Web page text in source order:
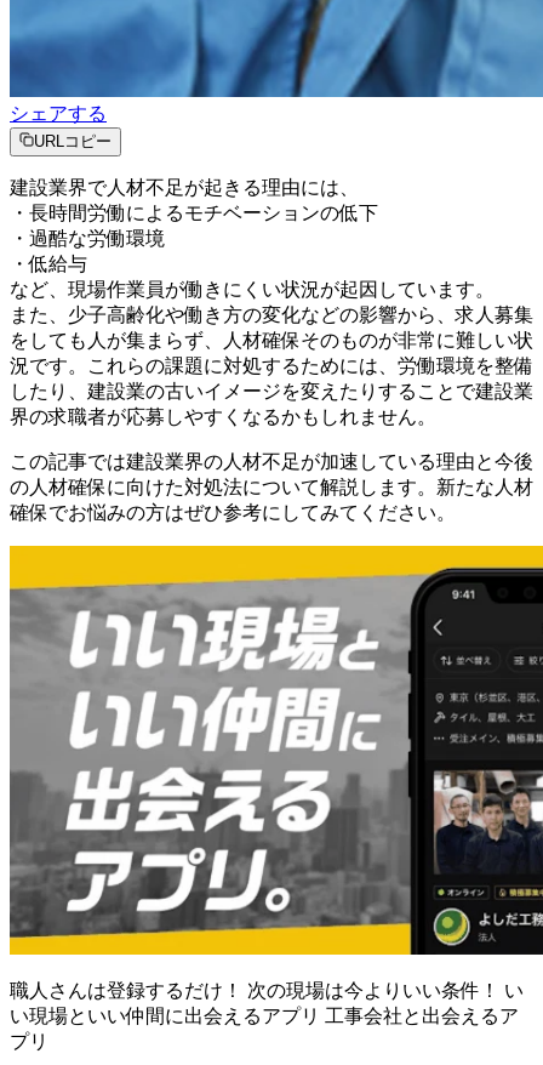
シェアする
URLコピー
建設業界で人材不足が起きる理由には、
・長時間労働によるモチベーションの低下
・過酷な労働環境
・低給与
など、現場作業員が働きにくい状況が起因しています。
また、少子高齢化や働き方の変化などの影響から、求人募集
をしても人が集まらず、人材確保そのものが非常に難しい状
況です。これらの課題に対処するためには、労働環境を整備
したり、建設業の古いイメージを変えたりすることで建設業
界の求職者が応募しやすくなるかもしれません。
この記事では建設業界の人材不足が加速している理由と今後
の人材確保に向けた対処法について解説します。新たな人材
確保でお悩みの方はぜひ参考にしてみてください。
職人さんは登録するだけ！ 次の現場は今よりいい条件！ い
い現場といい仲間に出会えるアプリ 工事会社と出会えるア
プリ